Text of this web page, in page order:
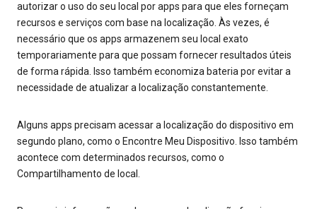
autorizar o uso do seu local por apps para que eles forneçam
recursos e serviços com base na localização. Às vezes, é
necessário que os apps armazenem seu local exato
temporariamente para que possam fornecer resultados úteis
de forma rápida. Isso também economiza bateria por evitar a
necessidade de atualizar a localização constantemente.
Alguns apps precisam acessar a localização do dispositivo em
segundo plano, como o Encontre Meu Dispositivo. Isso também
acontece com determinados recursos, como o
Compartilhamento de local.